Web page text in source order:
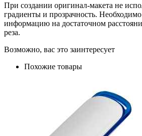
При создании оригинал-макета не
градиенты и прозрачность.
информацию на достаточном
реза.
Возможно, вас это заинтересует
Похожие товары